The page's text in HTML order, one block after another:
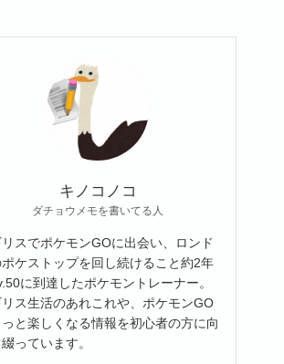
キノコノコ
ダチョウメモを書いてる人
スでポケモンGOに出会い、ロンド
ポケストップを回し続けること約2年
に到達したポケモントレーナー。
リス生活のあれこれや、ポケモンGO
と楽しくなる情報を初心者の方に向
っています。